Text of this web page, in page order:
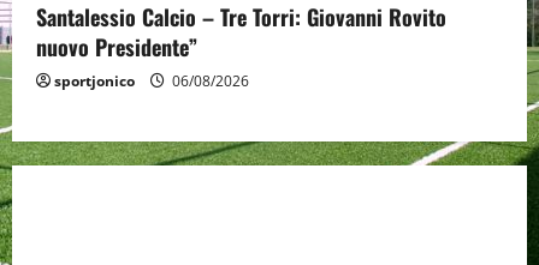
Santalessio Calcio – Tre Torri: Giovanni Rovito
nuovo Presidente”
sportjonico 06/08/2026